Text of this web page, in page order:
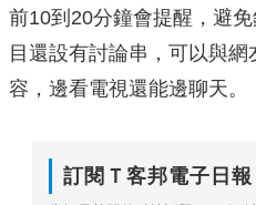
前10到20分鐘會提醒，避
目還設有討論串，可以與
容，邊看電視還能邊聊天。
訂閱Ｔ客邦電子日報